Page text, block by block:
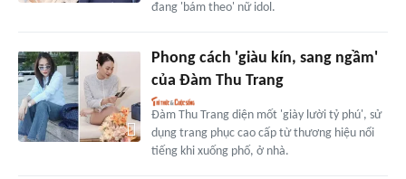
đang 'bám theo' nữ idol.
Phong cách 'giàu kín, sang ngầm'
của Đàm Thu Trang
Đàm Thu Trang diện mốt 'giày lười tỷ phú', sử
dụng trang phục cao cấp từ thương hiệu nổi
tiếng khi xuống phố, ở nhà.